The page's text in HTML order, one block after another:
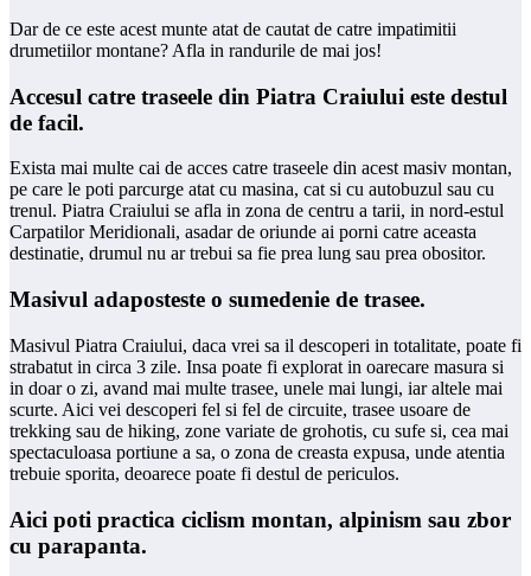
Dar de ce este acest munte atat de cautat de catre impatimitii
drumetiilor montane? Afla in randurile de mai jos!
​Accesul catre traseele din Piatra Craiului este destul
de facil.
Exista mai multe cai de acces catre traseele din acest masiv montan,
pe care le poti parcurge atat cu masina, cat si cu autobuzul sau cu
trenul. Piatra Craiului se afla in zona de centru a tarii, in nord-estul
Carpatilor Meridionali, asadar de oriunde ai porni catre aceasta
destinatie, drumul nu ar trebui sa fie prea lung sau prea obositor.
​Masivul adaposteste o sumedenie de trasee.
Masivul Piatra Craiului, daca vrei sa il descoperi in totalitate, poate fi
strabatut in circa 3 zile. Insa poate fi explorat in oarecare masura si
in doar o zi, avand mai multe trasee, unele mai lungi, iar altele mai
scurte. Aici vei descoperi fel si fel de circuite, trasee usoare de
trekking sau de hiking, zone variate de grohotis, cu sufe si, cea mai
spectaculoasa portiune a sa, o zona de creasta expusa, unde atentia
trebuie sporita, deoarece poate fi destul de periculos.
​Aici poti practica ciclism montan, alpinism sau zbor
cu parapanta.